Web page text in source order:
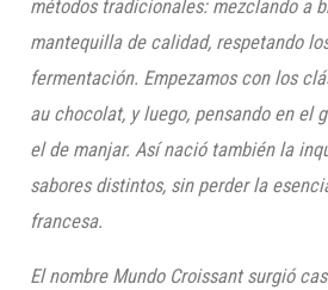
métodos tradicionales: mezclando a
mantequilla de calidad, respetando
fermentación. Empezamos con los
au chocolat, y luego, pensando en el
el de manjar. Así nació también la
sabores distintos, sin perder la
francesa.
El nombre Mundo Croissant surgió